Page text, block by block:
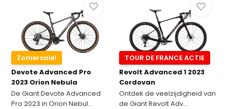
Zomersale!
Devote Advanced Pro
2023 Orion Nebula
De Giant Devote Advanced
Pro 2023 in Orion Nebul...
TOUR DE FRANCE ACTIE
Revolt Advanced 1 2023
Cordovan
Ontdek de veelzijdigheid van
de Giant Revolt Adv...